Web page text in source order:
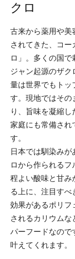
クロ
古来から薬用や美
されてきた、コ
ロ」。多くの国
ジャン起源のザ
量は世界でもトッ
す。現地ではその
り、旨味を凝縮
家庭にも常備され
す。
日本では馴染み
ロから作られるフ
程よい酸味と甘み
る上に、注目す
効果があるポリフ
されるカリウム
パーフードなので
叶えてくれます。